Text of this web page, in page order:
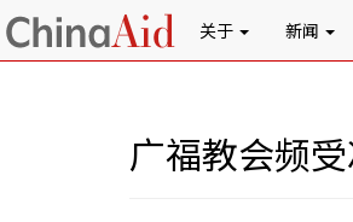
关于 新闻
广福教会频